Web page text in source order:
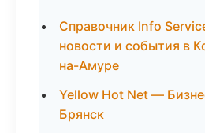
Справочник Info
новости и события в
на-Амуре
Yellow Hot Net —
Брянск